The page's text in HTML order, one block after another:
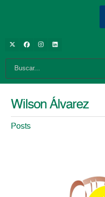
Wilson Álvarez
Posts